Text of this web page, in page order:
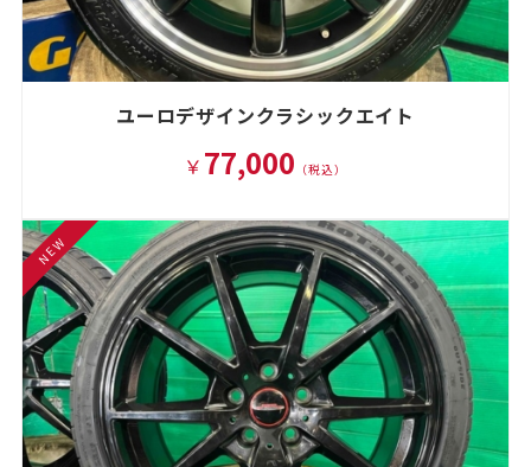
ユーロデザインクラシックエイト
￥ 77,000 （税込）